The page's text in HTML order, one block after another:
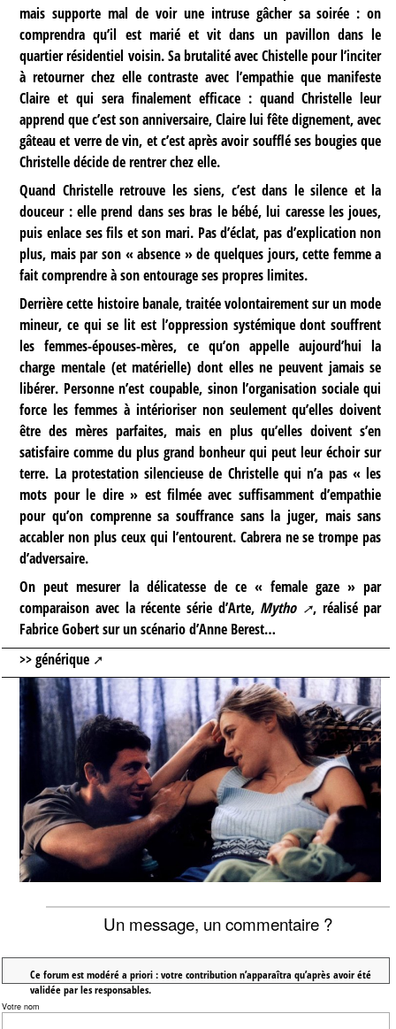
mais supporte mal de voir une intruse gâcher sa soirée : on
comprendra qu’il est marié et vit dans un pavillon dans le
quartier résidentiel voisin. Sa brutalité avec Chistelle pour l’inciter
à retourner chez elle contraste avec l’empathie que manifeste
Claire et qui sera finalement efficace : quand Christelle leur
apprend que c’est son anniversaire, Claire lui fête dignement, avec
gâteau et verre de vin, et c’est après avoir soufflé ses bougies que
Christelle décide de rentrer chez elle.
Quand Christelle retrouve les siens, c’est dans le silence et la
douceur : elle prend dans ses bras le bébé, lui caresse les joues,
puis enlace ses fils et son mari. Pas d’éclat, pas d’explication non
plus, mais par son « absence » de quelques jours, cette femme a
fait comprendre à son entourage ses propres limites.
Derrière cette histoire banale, traitée volontairement sur un mode
mineur, ce qui se lit est l’oppression systémique dont souffrent
les femmes-épouses-mères, ce qu’on appelle aujourd’hui la
charge mentale (et matérielle) dont elles ne peuvent jamais se
libérer. Personne n’est coupable, sinon l’organisation sociale qui
force les femmes à intérioriser non seulement qu’elles doivent
être des mères parfaites, mais en plus qu’elles doivent s’en
satisfaire comme du plus grand bonheur qui peut leur échoir sur
terre. La protestation silencieuse de Christelle qui n’a pas « les
mots pour le dire » est filmée avec suffisamment d’empathie
pour qu’on comprenne sa souffrance sans la juger, mais sans
accabler non plus ceux qui l’entourent. Cabrera ne se trompe pas
d’adversaire.
On peut mesurer la délicatesse de ce « female gaze » par
comparaison avec la récente série d’Arte, Mytho
, réalisé par
Fabrice Gobert sur un scénario d’Anne Berest…
>> générique
Un message, un commentaire ?
Ce forum est modéré a priori : votre contribution n’apparaîtra qu’après avoir été
validée par les responsables.
Votre nom